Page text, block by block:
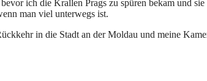
ich die Krallen Prags zu spüren bekam und
man viel unterwegs ist.
in die Stadt an der Moldau und meine